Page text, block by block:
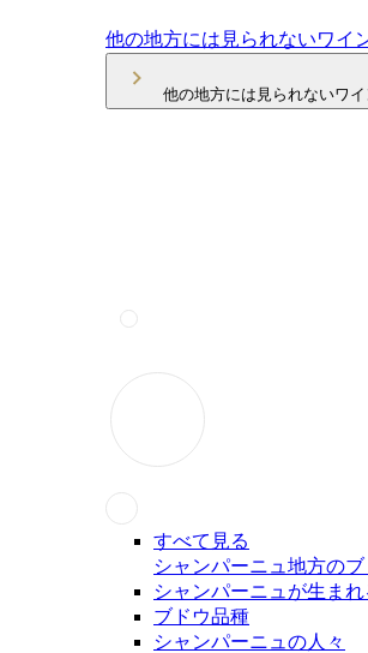
他の地方には見られないワイ
他の地方には見られないワイ
すべて見る
シャンパーニュ地方の
シャンパーニュが生ま
ブドウ品種
シャンパーニュの人々